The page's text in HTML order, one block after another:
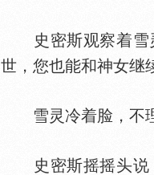
史密斯观察着雪灵
世，您也能和神女继
雪灵冷着脸，不理
史密斯摇摇头说